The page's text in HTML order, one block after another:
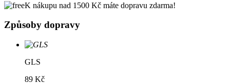
K nákupu nad 1500 Kč máte dopravu zdarma!
Způsoby dopravy
GLS
89 Kč